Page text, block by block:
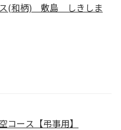
ス(和柄) 敷島 しきしま
ース【弔事用】